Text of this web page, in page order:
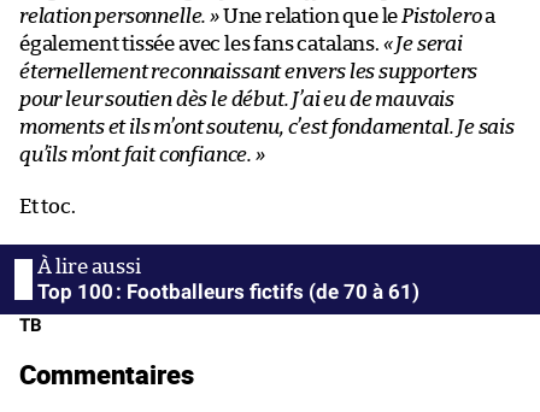
relation personnelle. »Une relation que le Pistoleroa
également tissée avec les fans catalans. « Je serai
éternellement reconnaissant envers les supporters
pour leur soutien dès le début. J’ai eu de mauvais
moments et ils m’ont soutenu, c’est fondamental. Je sais
qu’ils m’ont fait confiance. »
Et toc.
Top 100 : Footballeurs fictifs (de 70 à 61)
TB
Commentaires